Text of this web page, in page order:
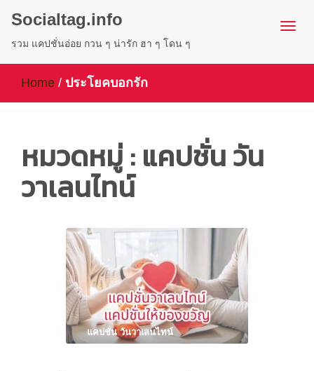
Socialtag.info
รวม แคปชั่นอ่อย กวน ๆ น่ารัก ฮา ๆ โดน ๆ
Home / ประโยคบอกรัก
หมวดหมู่ : แคปชั่น วัน
วาเลนไทน์
แคปชั่น วันวาเลนไทน์